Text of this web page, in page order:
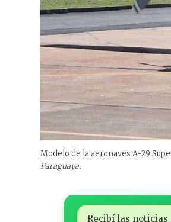
Modelo de la aeronaves A-29
Paraguaya.
Recibí las noticias